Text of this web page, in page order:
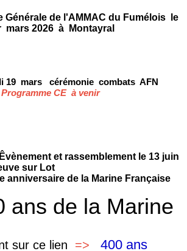
Générale de l'AMMAC du Fumélois le
mars 2026 à Montayral
19 mars cérémonie combats AFN
Programme CE à venir
et rassemblement le 13 juin
sur Lot
anniversaire de la Marine Française
ans de la Marine
surce lien => 400 ans